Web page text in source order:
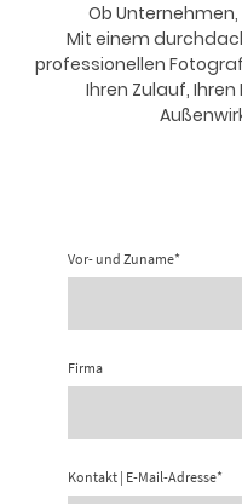
Ob
Mit einem
professionellen
Ihren Zulauf,
Vor- und Zuname*
Firma
Kontakt | E-Mail-Adresse*